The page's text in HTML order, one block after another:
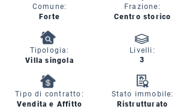
Comune:
Forte
Frazione:
Centro storico
Tipologia:
Villa singola
Tipo di contratto:
Vendita e Affitto
Livelli:
3
Stato immobile:
Ristrutturato